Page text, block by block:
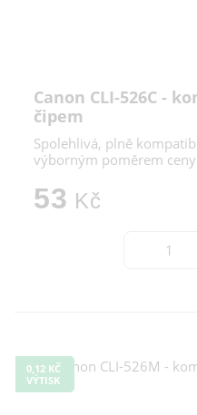
Canon CLI-526C -
čipem
Spolehlivá, plně
výborným poměrem
53 Kč
0,12 KČ
VÝTISK